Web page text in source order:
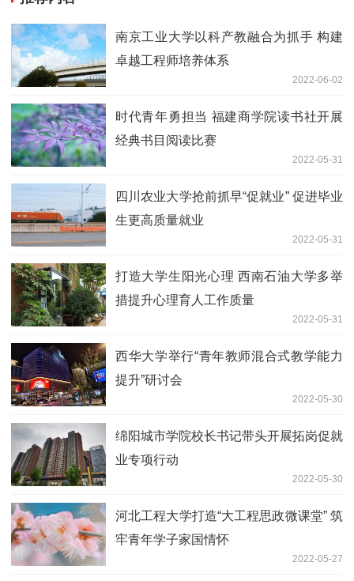
南京工业大学以科产教融合为抓手 构建
卓越工程师培养体系
2022-06-02
时代青年勇担当 福建商学院读书社开展
经典书目阅读比赛
2022-05-31
四川农业大学抢前抓早“促就业” 促进毕业
生更高质量就业
2022-05-31
打造大学生阳光心理 西南石油大学多举
措提升心理育人工作质量
2022-05-31
西华大学举行“青年教师混合式教学能力
提升”研讨会
2022-05-30
绵阳城市学院校长书记带头开展拓岗促就
业专项行动
2022-05-30
河北工程大学打造“大工程思政微课堂” 筑
牢青年学子家国情怀
2022-05-27